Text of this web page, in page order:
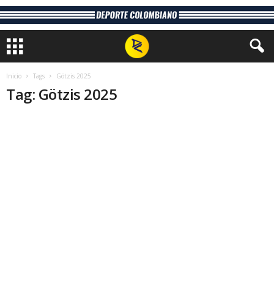
Inicio Tags Götzis 2025
Tag: Götzis 2025